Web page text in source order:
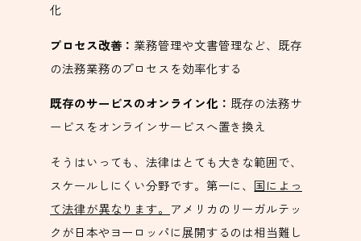
化
プロセス改善： 業務管理や文書管理など、既存
の法務業務のプロセスを効率化する
既存のサービスのオンライン化： 既存の法務サ
ービスをオンラインサービスへ置き換え
そうはいっても、法律はとても大きな範囲で、
スケールしにくい分野です。第一に、 国によっ
て法律が異なります。 アメリカのリーガルテッ
クが日本やヨーロッパに展開するのは相当難し